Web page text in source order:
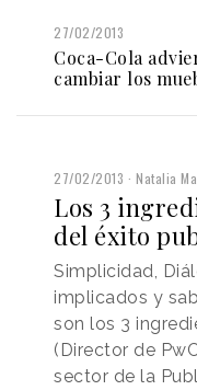
27/02/2013
Coca-Cola
cambiar los
27/02/2013 Natalia
Los 3
del éxito
Simplicidad,
implicados y
son los 3
(Director de
sector de la